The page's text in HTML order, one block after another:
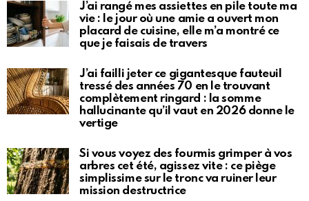
J’ai rangé mes assiettes en pile toute ma
vie : le jour où une amie a ouvert mon
placard de cuisine, elle m’a montré ce
que je faisais de travers
J’ai failli jeter ce gigantesque fauteuil
tressé des années 70 en le trouvant
complètement ringard : la somme
hallucinante qu’il vaut en 2026 donne le
vertige
Si vous voyez des fourmis grimper à vos
arbres cet été, agissez vite : ce piège
simplissime sur le tronc va ruiner leur
mission destructrice